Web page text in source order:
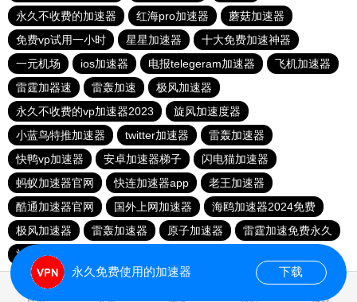
永久不收费的加速器
红海pro加速器
蘑菇加速器
免费vp试用一小时
星星加速器
十大免费加速神器
一元机场
ios加速器 电报telegeram加速器
飞机加速器
雷霆加器速
雷轰加速
极风加速器
永久不收费的vp加速器2023
旋风加速度器
小蓝鸟特推加速器
twitter加速器
雷轰加速器
快鸭vp加速器
安卓加速器梯子
闪电猫加速器
蚂蚁加速器官网
快连加速器app
老王加速器
酷通加速器官网
国外上网加速器
海鸥加速器2024免费
极风加速器
雷轰加速器 原子加速器
雷霆加速免费永久
旋风加速器官网
永久免费使用的加速器 下载